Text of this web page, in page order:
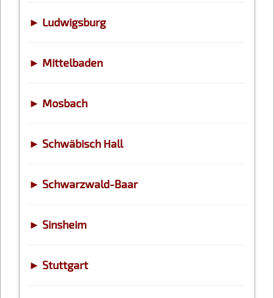
► Ludwigsburg
► Mittelbaden
► Mosbach
► Schwäbisch Hall
► Schwarzwald-Baar
► Sinsheim
► Stuttgart